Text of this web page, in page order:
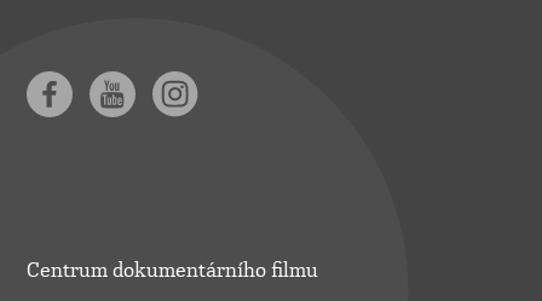
Centrum dokumentárního filmu